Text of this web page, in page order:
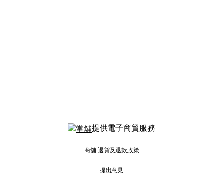
提供電子商貿服務
商舖 退貨及退款政策
提出意見